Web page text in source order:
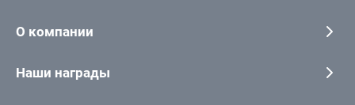
О компании
Наши награды